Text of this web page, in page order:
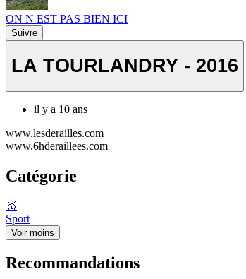
ON N EST PAS BIEN ICI
Suivre
LA TOURLANDRY - 2016
il y a 10 ans
www.lesderailles.com
www.6hderaillees.com
Catégorie
🥇
Sport
Voir moins
Recommandations